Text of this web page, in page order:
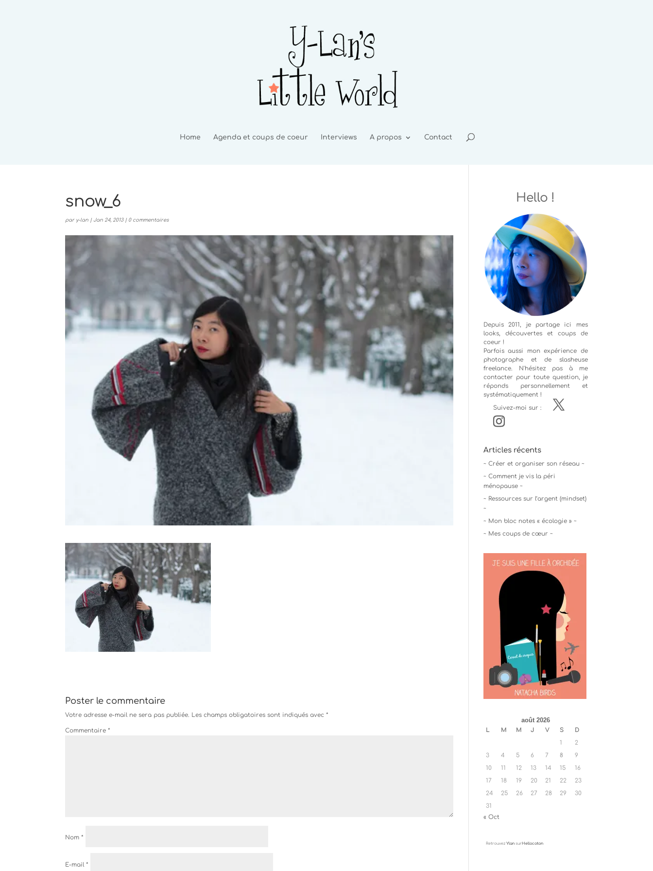
Home Agenda et coups de coeur Interviews A propos Contact
snow_6
par y-lan | Jan 24, 2013| 0 commentaires
Poster le commentaire
Votre adresse e-mail ne sera pas publiée. Les champs obligatoires sont indiqués avec*
Commentaire*
Nom*
E-mail*
Hello !
Depuis 2011, je partage ici mes
looks, découvertes et coups de
coeur !
Parfois aussi mon expérience de
photographeet de slasheuse
freelance. N'hésitez pas à me
contacter pour toute question, je
réponds personnellement et
systématiquement !
Suivez-moi sur :
Articles récents
~ Créer et organiser son réseau ~
~ Comment je vis la péri
ménopause ~
~ Ressources sur l’argent (mindset)
~
~ Mon bloc notes « écologie » ~
~ Mes coups de cœur ~
août 2026
L M M J V S
D
1
2
3
4 5 6 7 8
9
10
11 12 13 14 15
16
17
18 19 20 21 22
23
24
25 26 27 28 29
30
31
« Oct
Retrouvez Ylansur Hellocoton